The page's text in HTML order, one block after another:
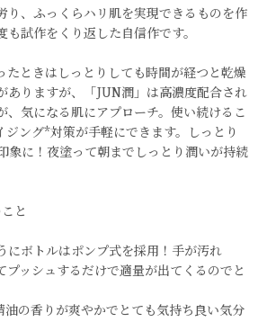
り、ふっくらハリ肌を実現できるものを作
も試作をくり返した自信作です。
たときはしっとりしても時間が経つと乾燥
ありますが、「JUN潤」は高濃度配合され
、気になる肌にアプローチ。使い続けるこ
ジング*対策が手軽にできます。しっとり
象に！夜塗って朝までしっとり潤いが持続
と
にボトルはポンプ式を採用！手が汚れ
プッシュするだけで適量が出てくるのでと
油の香りが爽やかでとても気持ち良い気分